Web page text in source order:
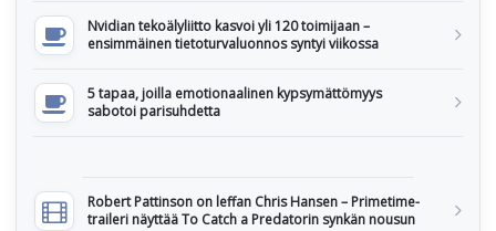
Nvidian tekoälyliitto kasvoi yli 120 toimijaan –
ensimmäinen tietoturvaluonnos syntyi viikossa
5 tapaa, joilla emotionaalinen kypsymättömyys
sabotoi parisuhdetta
Robert Pattinson on leffan Chris Hansen – Primetime-
traileri näyttää To Catch a Predatorin synkän nousun